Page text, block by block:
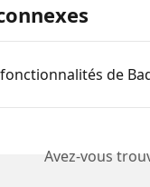
de
Avez-vous